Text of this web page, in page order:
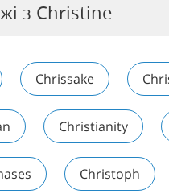
з Christine
Chrissake
Christianity
Christoph